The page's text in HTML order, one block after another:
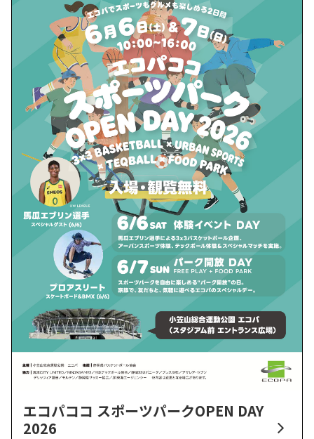
エコパココ スポーツパークOPEN DAY
2026